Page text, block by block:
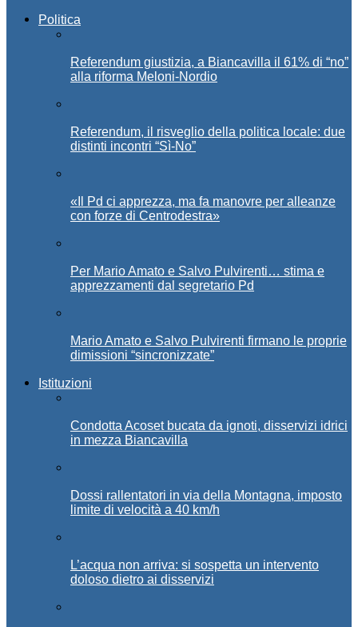
Politica
Referendum giustizia, a Biancavilla il 61% di “no”
alla riforma Meloni-Nordio
Referendum, il risveglio della politica locale: due
distinti incontri “Sì-No”
«Il Pd ci apprezza, ma fa manovre per alleanze
con forze di Centrodestra»
Per Mario Amato e Salvo Pulvirenti… stima e
apprezzamenti dal segretario Pd
Mario Amato e Salvo Pulvirenti firmano le proprie
dimissioni “sincronizzate”
Istituzioni
Condotta Acoset bucata da ignoti, disservizi idrici
in mezza Biancavilla
Dossi rallentatori in via della Montagna, imposto
limite di velocità a 40 km/h
L’acqua non arriva: si sospetta un intervento
doloso dietro ai disservizi